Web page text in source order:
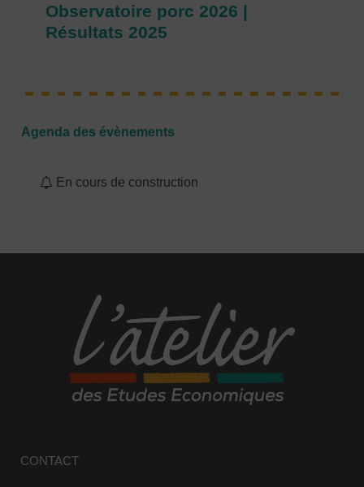
Observatoire porc 2026 |
Résultats 2025
Agenda des évènements
En cours de construction
CONTACT